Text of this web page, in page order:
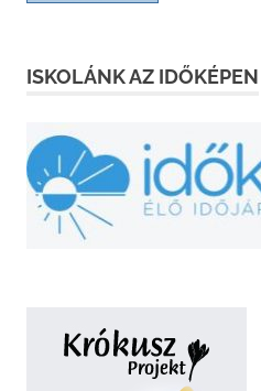
ISKOLÁNK AZ IDŐKÉPEN